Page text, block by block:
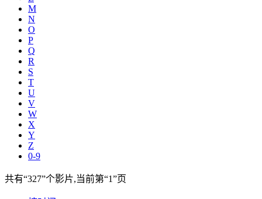
M
N
O
P
Q
R
S
T
U
V
W
X
Y
Z
0-9
共有“327”个影片,当前第“1”页